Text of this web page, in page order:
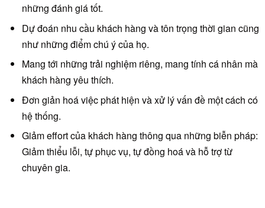
những đánh giá tốt.
Dự đoán nhu cầu khách hàng và tôn trọng thời gian cũng
như những điểm chú ý của họ.
Mang tới những trải nghiệm riêng, mang tính cá nhân mà
khách hàng yêu thích.
Đơn giản hoá việc phát hiện và xử lý vấn đề một cách có
hệ thống.
Giảm effort của khách hàng thông qua những biễn pháp:
Giảm thiểu lỗi, tự phục vụ, tự đồng hoá và hỗ trợ từ
chuyên gia.